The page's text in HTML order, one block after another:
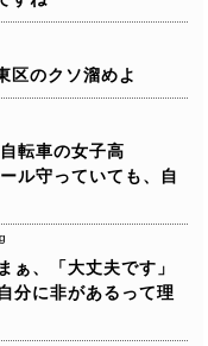
区のクソ溜めよ
自転車の女子高
ル守っていても、自
まぁ、「大丈夫です」
自分に非があるって理